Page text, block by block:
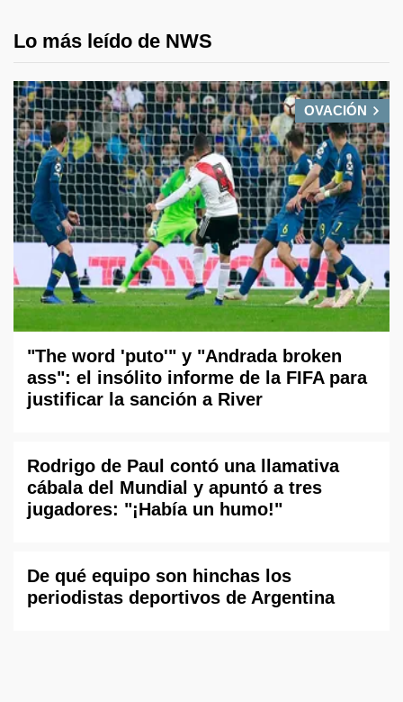
Lo más leído de NWS
OVACIÓN
"The word 'puto'" y "Andrada broken
ass": el insólito informe de la FIFA para
justificar la sanción a River
Rodrigo de Paul contó una llamativa
cábala del Mundial y apuntó a tres
jugadores: "¡Había un humo!"
De qué equipo son hinchas los
periodistas deportivos de Argentina